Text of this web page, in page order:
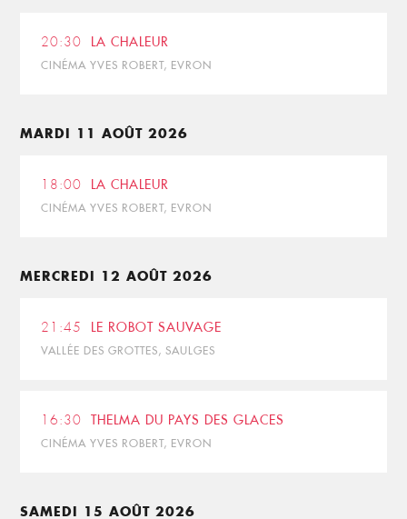
20:30 LA CHALEUR
CINÉMA YVES ROBERT, EVRON
MARDI 11 AOÛT 2026
18:00 LA CHALEUR
CINÉMA YVES ROBERT, EVRON
MERCREDI 12 AOÛT 2026
21:45 LE ROBOT SAUVAGE
VALLÉE DES GROTTES, SAULGES
16:30 THELMA DU PAYS DES GLACES
CINÉMA YVES ROBERT, EVRON
SAMEDI 15 AOÛT 2026